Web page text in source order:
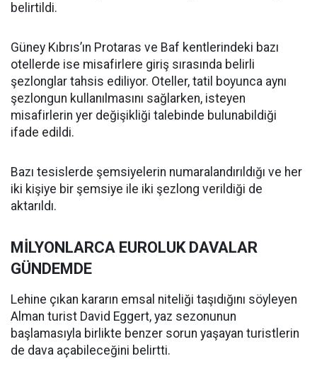
belirtildi.
Güney Kıbrıs’ın Protaras ve Baf kentlerindeki bazı
otellerde ise misafirlere giriş sırasında belirli
şezlonglar tahsis ediliyor. Oteller, tatil boyunca aynı
şezlongun kullanılmasını sağlarken, isteyen
misafirlerin yer değişikliği talebinde bulunabildiği
ifade edildi.
Bazı tesislerde şemsiyelerin numaralandırıldığı ve her
iki kişiye bir şemsiye ile iki şezlong verildiği de
aktarıldı.
MİLYONLARCA EUROLUK DAVALAR
GÜNDEMDE
Lehine çıkan kararın emsal niteliği taşıdığını söyleyen
Alman turist David Eggert, yaz sezonunun
başlamasıyla birlikte benzer sorun yaşayan turistlerin
de dava açabileceğini belirtti.